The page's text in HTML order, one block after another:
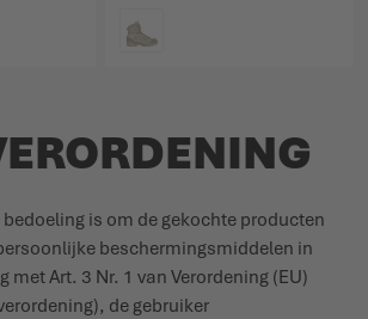
is om de gekochte producten
beschermingsmiddelen in
met Art. 3 Nr. 1 van Verordening (EU)
de gebruiker